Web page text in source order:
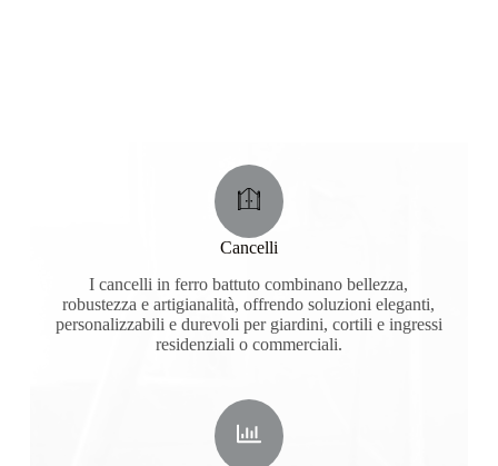
Cancelli
I cancelli in ferro battuto combinano bellezza,
robustezza e artigianalità, offrendo soluzioni eleganti,
personalizzabili e durevoli per giardini, cortili e ingressi
residenziali o commerciali.